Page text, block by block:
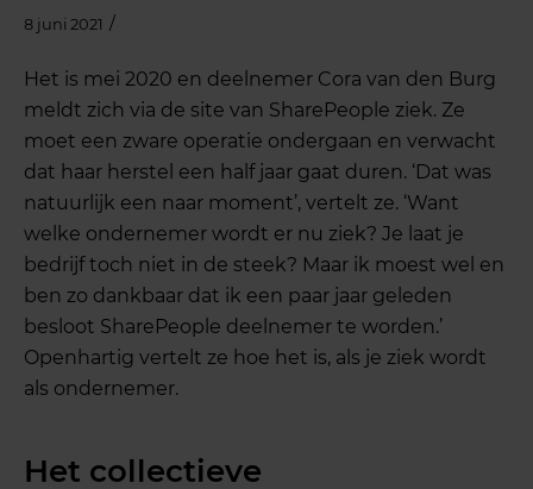
8 juni 2021 /
Het is mei 2020 en deelnemer Cora van den Burg
meldt zich via de site van SharePeople ziek. Ze
moet een zware operatie ondergaan en verwacht
dat haar herstel een half jaar gaat duren. ‘Dat was
natuurlijk een naar moment’, vertelt ze. ‘Want
welke ondernemer wordt er nu ziek? Je laat je
bedrijf toch niet in de steek? Maar ik moest wel en
ben zo dankbaar dat ik een paar jaar geleden
besloot SharePeople deelnemer te worden.’
Openhartig vertelt ze hoe het is, als je ziek wordt
als ondernemer.
Het collectieve